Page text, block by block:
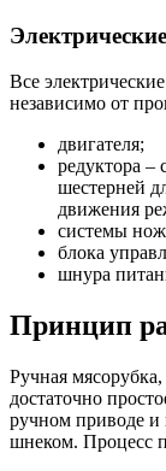
Все
независимо от
двигателя;
редуктора –
шестерней
движения
системы
блока
шнура
Принцип
Ручная
достаточно
ручном приводе и
шнеком. Процесс